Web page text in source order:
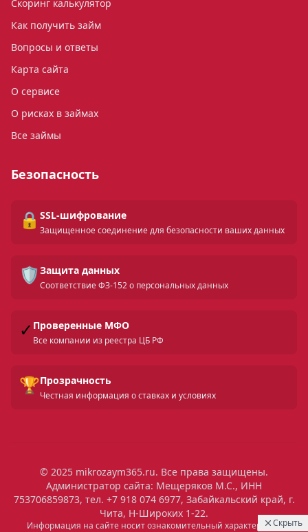
Скрыть
Скоринг калькулятор
Как получить займ
Вопросы и ответы
Карта сайта
О сервисе
О рисках в займах
Все займы
Безопасность
🔒 SSL-шифрование
Защищенное соединение для безопасности ваших данных
🛡️ Защита данных
Соответствие ФЗ-152 о персональных данных
✓ Проверенные МФО
Все компании из реестра ЦБ РФ
🏆Прозрачность
Честная информация о ставках и условиях
© 2025 mikrozaym365.ru. Все права защищены.
Администратор сайта: Мещеряков М.С., ИНН
753706859873, тел. +7 918 074 6977, Забайкальский край, г.
Чита, Н-Широких 1-22.
Информация на сайте носит ознакомительный характер и не